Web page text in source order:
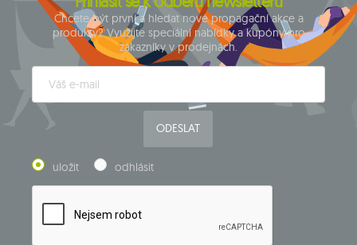
Chcete být první a hledat nové propagační akce a
produkty? Využijte speciální nabídky a kupóny pro
zákazníky v prodejnách.
ODESLAT
uložit odhlásit